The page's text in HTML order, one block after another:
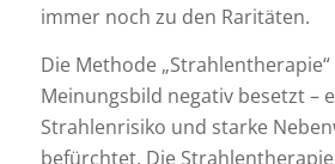
immer noch zu den Raritäten.
Die Methode
Meinungsbild negativ besetzt –
Strahlenrisiko und starke
befürchtet. Die